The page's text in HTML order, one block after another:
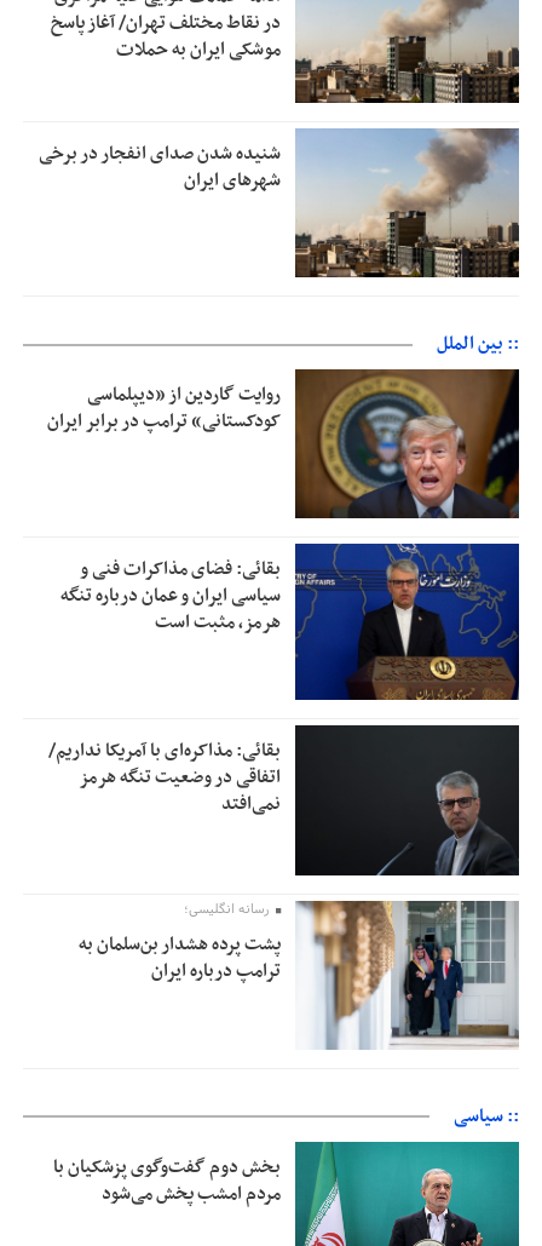
در نقاط مختلف تهران/ آغاز پاسخ
موشکی ایران به حملات
شنیده شدن صدای انفجار در برخی
شهرهای ایران
:: بین الملل
روایت گاردین از «دیپلماسی
کودکستانی» ترامپ در برابر ایران
بقائی: فضای مذاکرات فنی و
سیاسی ایران و عمان درباره تنگه
هرمز، مثبت است
بقائی: مذاکره‌ای با آمریکا نداریم/
اتفاقی در وضعیت تنگه هرمز
نمی‌افتد
رسانه انگلیسی؛
پشت پرده هشدار بن‌سلمان به
ترامپ درباره ایران
:: سیاسی
بخش دوم گفت‌وگوی پزشکیان با
مردم امشب پخش می‌شود